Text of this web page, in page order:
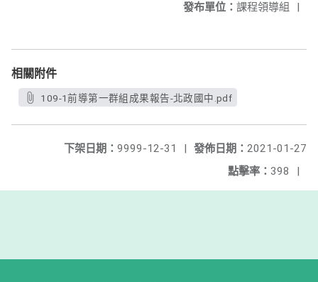
發布單位： 課程領導組 |
相關附件
109-1前導第一群組成果報告-北政國中.pdf
發佈日期： 2021-01-27
下架日期： 9999-12-31
|
點擊率： 398 |